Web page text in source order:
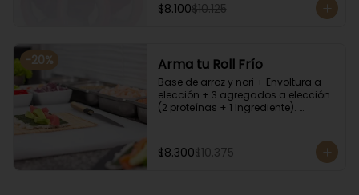
$8.100$10.125
-20% Arma tu Roll Frío
Base de arroz y nori + Envoltura a
elección + 3 agregados a elección
(2 proteínas + 1 Ingrediente).
$8.300$10.375